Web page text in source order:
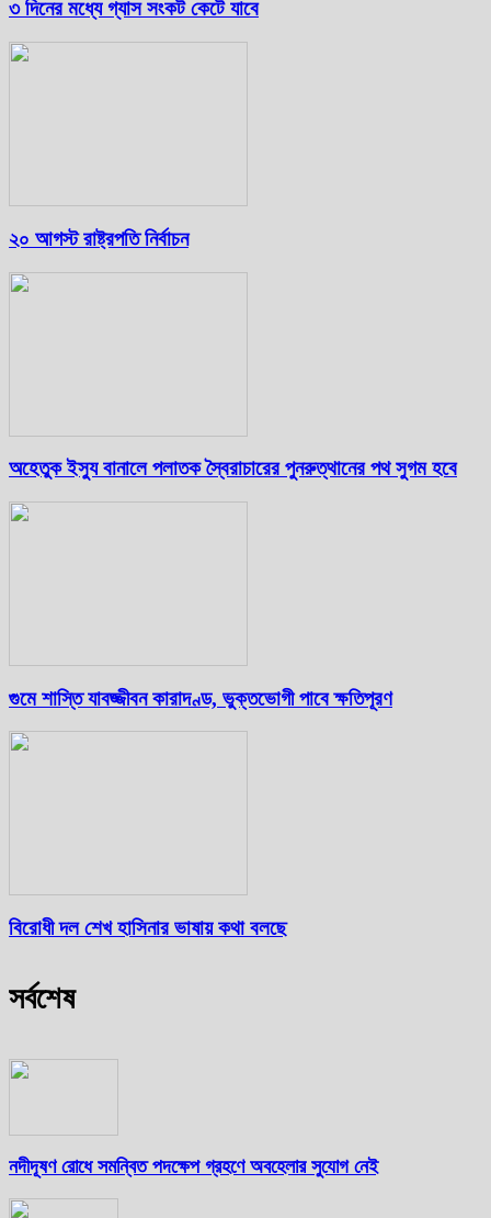
৩ দিনের মধ্যে গ্যাস সংকট কেটে যাবে
২০ আগস্ট রাষ্ট্রপতি নির্বাচন
অহেতুক ইস্যু বানালে পলাতক স্বৈরাচারের পুনরুত্থানের পথ সুগম হবে
গুমে শাস্তি যাবজ্জীবন কারাদণ্ড, ভুক্তভোগী পাবে ক্ষতিপূরণ
বিরোধী দল শেখ হাসিনার ভাষায় কথা বলছে
সর্বশেষ
নদীদূষণ রোধে সমন্বিত পদক্ষেপ গ্রহণে অবহেলার সুযোগ নেই